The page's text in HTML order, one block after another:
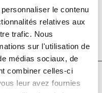
le contenu
relatives aux
trafic. Nous
sur l'utilisation de
médias sociaux, de
combiner celles-ci
leur avez fournies